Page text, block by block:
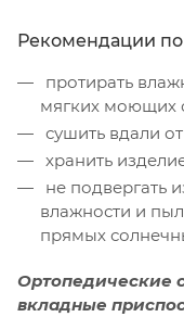
Рекомендации по
протирать
мягких моющих
сушить вдали
хранить
не подвергать
влажности и
прямых
Ортопедические
вкладные